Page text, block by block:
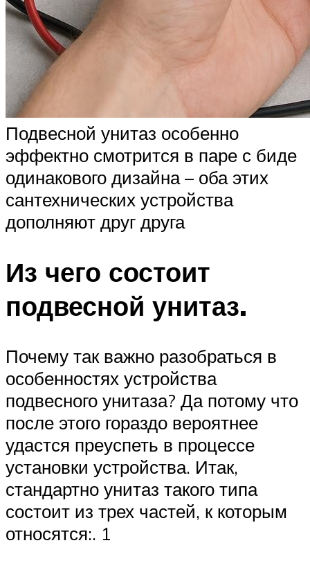
Подвесной унитаз особенно
эффектно смотрится в паре с биде
одинакового дизайна – оба этих
сантехнических устройства
дополняют друг друга
Из чего состоит
подвесной унитаз.
Почему так важно разобраться в
особенностях устройства
подвесного унитаза? Да потому что
после этого гораздо вероятнее
удастся преуспеть в процессе
установки устройства. Итак,
стандартно унитаз такого типа
состоит из трех частей, к которым
относятся:. 1